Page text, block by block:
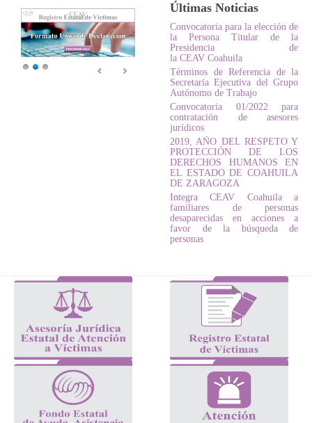
Últimas Noticias
Convocatoria para la elección de
la Persona Titular de la
Presidencia de
la CEAV Coahuila
Términos de Referencia de la
Secretaría Ejecutiva del Grupo
Autónomo de Trabajo
Convocatoria 01/2022 para
contratación de asesores
jurídicos
2019, AÑO DEL RESPETO Y
PROTECCIÓN DE LOS
DERECHOS HUMANOS EN
EL ESTADO DE COAHUILA
DE ZARAGOZA
Integra CEAV Coahuila a
familiares de personas
desaparecidas en acciones a
favor de la búsqueda de
personas